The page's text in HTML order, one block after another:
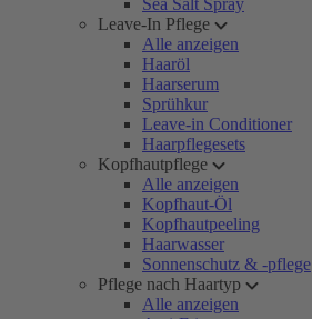
Sea Salt Spray
Leave-In Pflege
Alle anzeigen
Haaröl
Haarserum
Sprühkur
Leave-in Conditioner
Haarpflegesets
Kopfhautpflege
Alle anzeigen
Kopfhaut-Öl
Kopfhautpeeling
Haarwasser
Sonnenschutz & -pflege
Pflege nach Haartyp
Alle anzeigen